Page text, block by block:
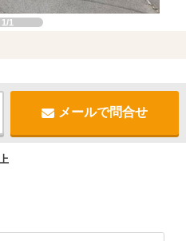
1/1
メールで問合せ